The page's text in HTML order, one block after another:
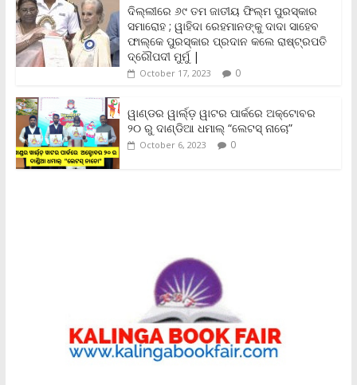
d
l
y
ଦିଲ୍ଲୀରେ ୬୯ ତମ ଜାତୀୟ ଫିଲ୍ମ ପୁରସ୍କାର
ସମାରୋହ ; ୱାହିଦା ରେହମାନଙ୍କୁ ଦାଦା ସାହେବ
ଫାଲ୍‌କେ ପୁରସ୍କାର ପ୍ରଦାନ କଲେ ରାଷ୍ଟ୍ରପତି
ଦ୍ରୌପଦୀ ମୁର୍ମୁ |
October 17, 2023 0
ୱାଣ୍ଡର ୱାର୍ଲ୍‌ଡ଼ ୱାଟର ପାର୍କରେ ଅକ୍ଟୋବର
୨୦ ରୁ ଦାଣ୍ଡିଆ ଧମାଲ୍ “ଲେଟସ୍ ନାଚୋ”
October 6, 2023 0